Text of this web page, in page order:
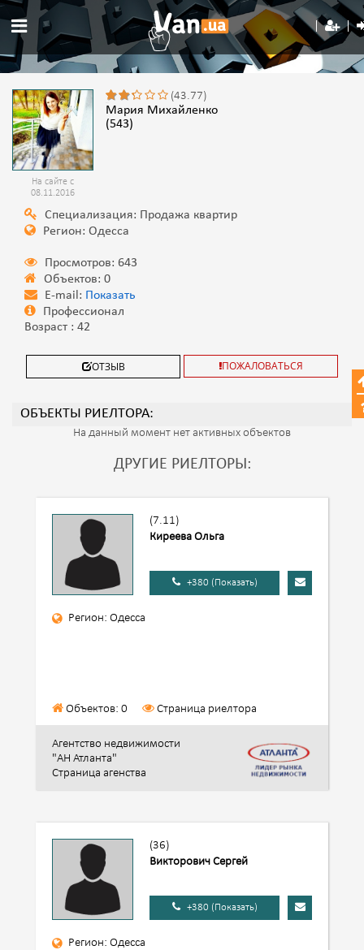
На сайте с
08.11.2016
(43.77)
Мария Михайленко
(543)
Специализация: Продажа квартир
Регион: Одесса
Просмотров: 643
Объектов: 0
E-mail: Показать
Профессионал
Возраст : 42
ОТЗЫВ ПОЖАЛОВАТЬСЯ
ОБЪЕКТЫ РИЕЛТОРА:
На данный момент нет активных объектов
ДРУГИЕ РИЕЛТОРЫ:
(7.11)
Киреева Ольга
+380 (Показать)
Регион: Одесса
Объектов: 0 Страница риелтора
Агентство недвижимости
"АН Атланта"
Страница агенства
(36)
Викторович Сергей
+380 (Показать)
Регион: Одесса